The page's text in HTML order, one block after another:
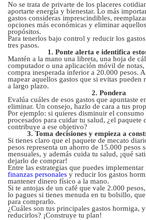
No se trata de privarte de los placeres
aportarte energía y bienestar. Lo más
gastos consideras imprescindibles,
opciones más económicas y eliminar
propósitos.
Para tenerlos bajo control y reducir los
tres pasos.
1. Ponte alerta e identifica
Mantén a la mano una libreta, una hoja de
computador o una aplicación móvil de notas,
compra inesperada inferior a 20.000 pesos.
mapear aquellos gastos que si evitas pueden
a largo plazo.
2. Pondera
Evalúa cuáles de esos gastos que apuntaste
eliminar. Un consejo, hazlo de cara a tus
Por ejemplo: si quieres disminuir el consumo
procesados para cuidar tu salud, ¿el paquete
contribuye a ese objetivo?
3. Toma decisiones y empieza a
Si tienes claro que el paquete de mecato
pesos representa un ahorro de 15.000 pesos
mensuales, y además cuida tu salud, ¡qué
dejarlo de comprar!
Entre las estrategias que puedes implementar
finanzas personales y reducir los gastos
mantener dinero físico a la mano.
Si te antojas de un café que vale 2.000
lo pagues si tienes menuda en tu bolsillo,
para comprarlo.
¿Cuáles son tus principales gastos hormiga,
reducirlos? ¡Construye tu plan!